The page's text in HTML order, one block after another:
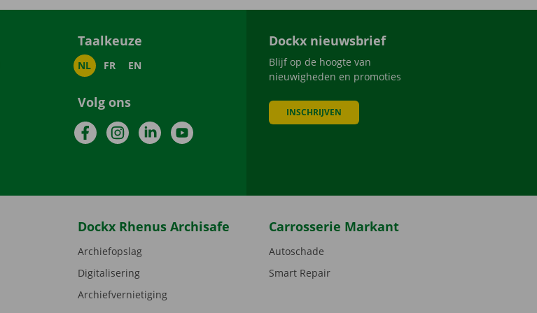
Taalkeuze
NL FR EN
Volg ons
FacebookInstagramLinkedInYouTube
Dockx nieuwsbrief
Blijf op de hoogte van
nieuwigheden en promoties
INSCHRIJVEN
Dockx Rhenus Archisafe
Archiefopslag
Digitalisering
Archiefvernietiging
Carrosserie Markant
Autoschade
Smart Repair